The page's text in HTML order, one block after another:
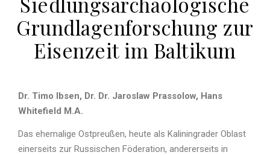
Grundlagenforschung zur
Eisenzeit im Baltikum
Dr. Timo Ibsen, Dr. Dr. Jaroslaw Prassolow, Hans
Whitefield M.A.
Das ehemalige Ostpreußen, heute als Kaliningrader Oblast
einerseits zur Russischen Föderation, andererseits in